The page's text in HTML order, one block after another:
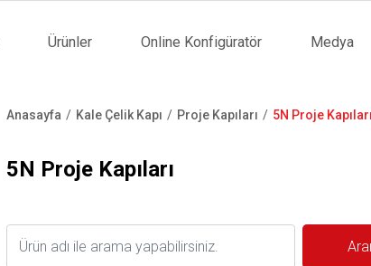
Ürünler Online Konfigüratör Medya
yolu
Anasayfa Kale Çelik Kapı Proje Kapıları 5N Proje
5N Proje Kapıları